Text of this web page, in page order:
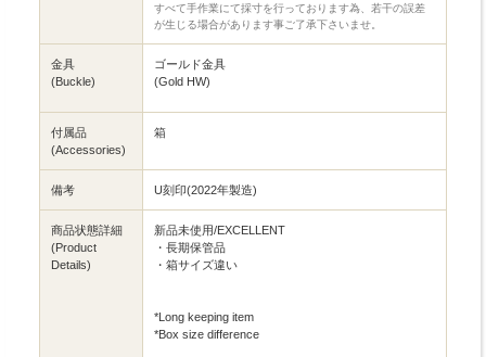
すべて手作業にて採寸を行っております為、若干の誤差
が生じる場合があります事ご了承下さいませ。
金具
(Buckle)
ゴールド金具
(Gold HW)
付属品
(Accessories)
箱
備考 U刻印(2022年製造)
商品状態詳細
(Product
Details)
新品未使用/EXCELLENT
・長期保管品
・箱サイズ違い
*Long keeping item
*Box size difference